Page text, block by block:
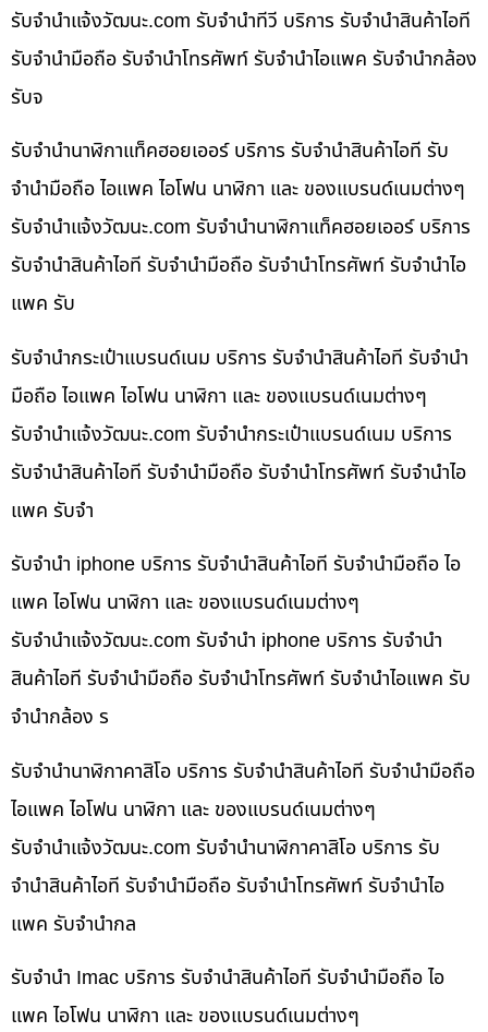
รับจํานําแจ้งวัฒนะ.com รับจำนำทีวี บริการ รับจำนำสินค้าไอที
รับจำนำมือถือ รับจำนำโทรศัพท์ รับจำนำไอแพค รับจำนำกล้อง
รับจ
รับจำนำนาฬิกาแท็คฮอยเออร์ บริการ รับจำนำสินค้าไอที รับ
จำนำมือถือ ไอแพค ไอโฟน นาฬิกา และ ของแบรนด์เนมต่างๆ
รับจํานําแจ้งวัฒนะ.com รับจำนำนาฬิกาแท็คฮอยเออร์ บริการ
รับจำนำสินค้าไอที รับจำนำมือถือ รับจำนำโทรศัพท์ รับจำนำไอ
แพค รับ
รับจำนำกระเป๋าแบรนด์เนม บริการ รับจำนำสินค้าไอที รับจำนำ
มือถือ ไอแพค ไอโฟน นาฬิกา และ ของแบรนด์เนมต่างๆ
รับจํานําแจ้งวัฒนะ.com รับจำนำกระเป๋าแบรนด์เนม บริการ
รับจำนำสินค้าไอที รับจำนำมือถือ รับจำนำโทรศัพท์ รับจำนำไอ
แพค รับจำ
รับจำนำ iphone บริการ รับจำนำสินค้าไอที รับจำนำมือถือ ไอ
แพค ไอโฟน นาฬิกา และ ของแบรนด์เนมต่างๆ
รับจํานําแจ้งวัฒนะ.com รับจำนำ iphone บริการ รับจำนำ
สินค้าไอที รับจำนำมือถือ รับจำนำโทรศัพท์ รับจำนำไอแพค รับ
จำนำกล้อง ร
รับจำนำนาฬิกาคาสิโอ บริการ รับจำนำสินค้าไอที รับจำนำมือถือ
ไอแพค ไอโฟน นาฬิกา และ ของแบรนด์เนมต่างๆ
รับจํานําแจ้งวัฒนะ.com รับจำนำนาฬิกาคาสิโอ บริการ รับ
จำนำสินค้าไอที รับจำนำมือถือ รับจำนำโทรศัพท์ รับจำนำไอ
แพค รับจำนำกล
รับจำนำ Imac บริการ รับจำนำสินค้าไอที รับจำนำมือถือ ไอ
แพค ไอโฟน นาฬิกา และ ของแบรนด์เนมต่างๆ